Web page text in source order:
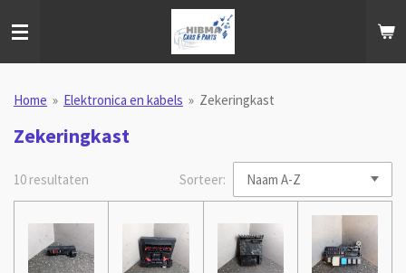
direct
hoofdinhoud
Home » Elektronica en kabels » Zekeringkast
Zekeringkast
10 resultaten Sorteer: